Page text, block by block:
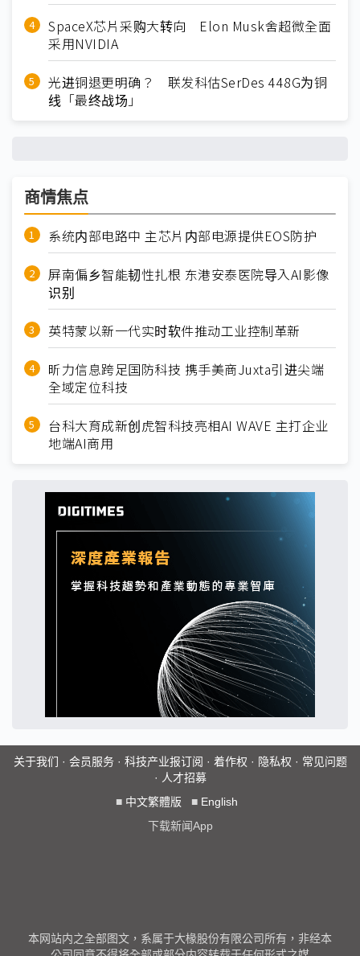
SpaceX芯片采购大转向 Elon Musk舍超微全面
采用NVIDIA
光进铜退更明确？ 联发科估SerDes 448G为铜
线「最终战场」
商情焦点
系统内部电路中 主芯片内部电源提供EOS防护
屏南偏乡智能韧性扎根 东港安泰医院导入AI影像
识别
英特蒙以新一代实时软件推动工业控制革新
昕力信息跨足国防科技 携手美商Juxta引进尖端
全域定位科技
台科大育成新创虎智科技亮相AI WAVE 主打企业
地端AI商用
关于我们 · 会员服务· 科技产业报订阅 · 着作权 · 隐私权 · 常见问题
· 人才招募
■ 中文繁體版 ■ English
下载新闻App
本网站内之全部图文，系属于大椽股份有限公司所有，非经本